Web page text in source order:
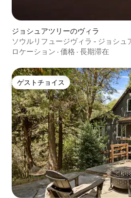
ジョシュアツリーのヴィラ
ソウルリフュージヴィラ - ジョシュ
暇
ロケーション · 価格 · 長期滞在
ゲストチョイス
ゲストチョイス